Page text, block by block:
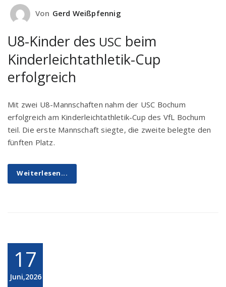
Von Gerd Weißpfennig
U8-Kinder des USC beim
Kinderleichtathletik-Cup
erfolgreich
Mit zwei U8-Mannschaften nahm der USC Bochum
erfolgreich am Kinderleichtathletik-Cup des VfL Bochum
teil. Die erste Mannschaft siegte, die zweite belegte den
fünften Platz.
Weiterlesen...
17
Juni,2026